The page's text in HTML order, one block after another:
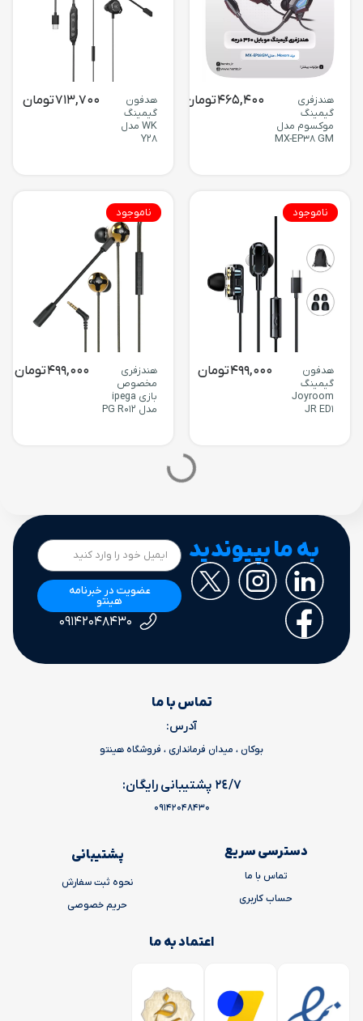
هندزفری
گیمینگ
موکسوم مدل
MX-EP38 GM
465,400تومان
هدفون
گیمینگ
WK مدل
Y28
713,700تومان
هدفون
گیمینگ
Joyroom
JR ED1
499,000تومان
ناموجود
هندزفری
مخصوص
بازی ipega
مدل PG R012
499,000تومان
ناموجود
به ما بپیوندید
عضویت در خبرنامه
هینتو
۰۹۱۴۲۰۴۸۴۳۰
تماس با ما
آدرس:
بوکان ، میدان فرمانداری ، فروشگاه هینتو
٢٤/٧ پشتیبانی رایگان:
09142048430
دسترسی سریع
تماس با ما
حساب کاربری
پشتیبانی
نحوه ثبت سفارش
حریم خصوصی
اعتماد به ما